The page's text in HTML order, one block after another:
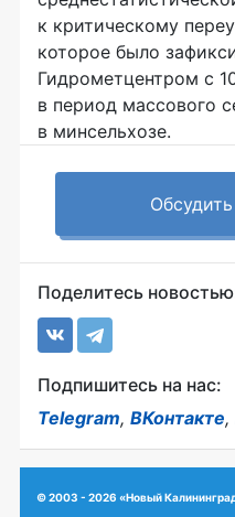
к критическому
которое было
Гидрометцентром с
в период массового
в минсельхозе.
Поделитесь
Подпишитесь на нас:
Telegram, ВКонтакте,
© 2003 - 2026 «Новый